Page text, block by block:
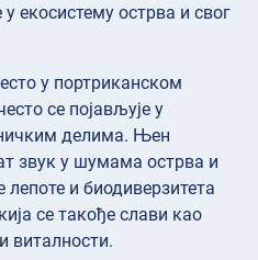
у екосистему острва и свог
у портриканском
се појављује у
делима. Њен
звук у шумама острва и
лепоте и биодиверзитета
се такође слави као
виталности.